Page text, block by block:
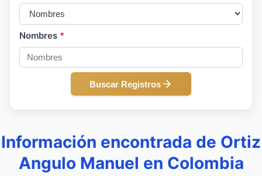
Nombres *
Buscar Registros
Información encontrada de Ortiz
Angulo Manuel en Colombia